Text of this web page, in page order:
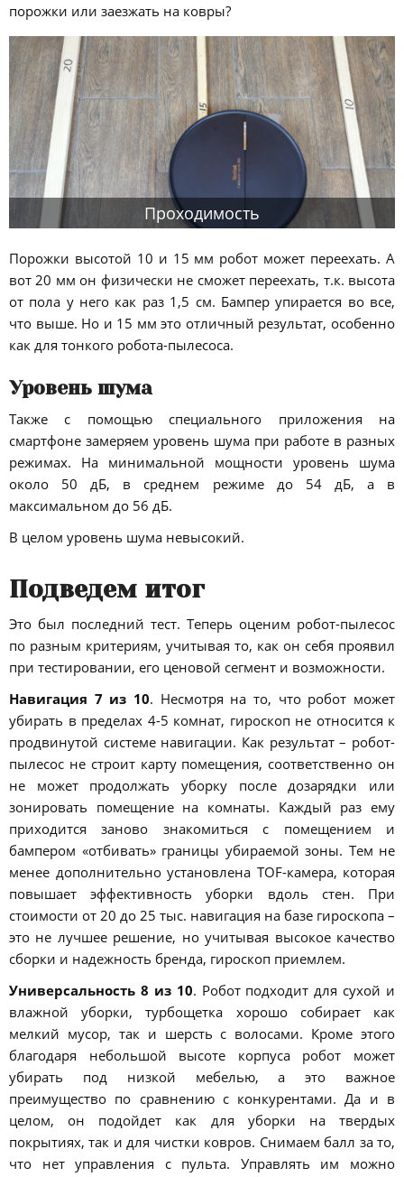
порожки или заезжать на ковры?
Проходимость
Порожки высотой 10 и 15 мм робот может переехать. А
вот 20 мм он физически не сможет переехать, т.к. высота
от пола у него как раз 1,5 см. Бампер упирается во все,
что выше. Но и 15 мм это отличный результат, особенно
как для тонкого робота-пылесоса.
Уровень шума
Также с помощью специального приложения на
смартфоне замеряем уровень шума при работе в разных
режимах. На минимальной мощности уровень шума
около 50 дБ, в среднем режиме до 54 дБ, а в
максимальном до 56 дБ.
В целом уровень шума невысокий.
Подведем итог
Это был последний тест. Теперь оценим робот-пылесос
по разным критериям, учитывая то, как он себя проявил
при тестировании, его ценовой сегмент и возможности.
Навигация 7 из 10. Несмотря на то, что робот может
убирать в пределах 4-5 комнат, гироскоп не относится к
продвинутой системе навигации. Как результат – робот-
пылесос не строит карту помещения, соответственно он
не может продолжать уборку после дозарядки или
зонировать помещение на комнаты. Каждый раз ему
приходится заново знакомиться с помещением и
бампером «отбивать» границы убираемой зоны. Тем не
менее дополнительно установлена TOF-камера, которая
повышает эффективность уборки вдоль стен. При
стоимости от 20 до 25 тыс. навигация на базе гироскопа –
это не лучшее решение, но учитывая высокое качество
сборки и надежность бренда, гироскоп приемлем.
Универсальность 8 из 10. Робот подходит для сухой и
влажной уборки, турбощетка хорошо собирает как
мелкий мусор, так и шерсть с волосами. Кроме этого
благодаря небольшой высоте корпуса робот может
убирать под низкой мебелью, а это важное
преимущество по сравнению с конкурентами. Да и в
целом, он подойдет как для уборки на твердых
покрытиях, так и для чистки ковров. Снимаем балл за то,
что нет управления с пульта. Управлять им можно